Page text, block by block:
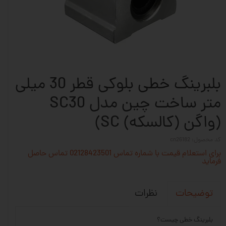
بلبرینگ خطی بلوکی قطر 30 میلی
متر ساخت چین مدل SC30
(واگن (کالسکه) SC)
برای استعلام قیمت با شماره تماس 02128423501 تماس حاصل
فرماید
توضیحات نظرات
بلبرینگ خطی چیست؟